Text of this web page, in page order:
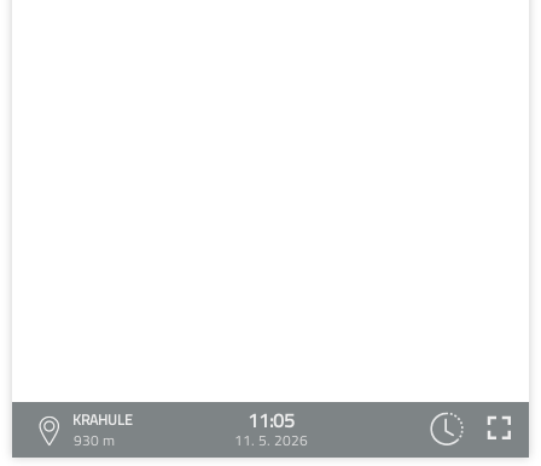
KRAHULE
930 m
11:05
11. 5. 2026